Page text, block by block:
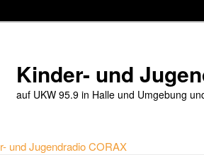
Kinder- und
auf UKW 95.9 in Halle und Umgebung